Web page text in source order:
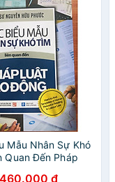
Mẫu Nhân Sự Khó
Quan Đến Pháp
460.000 đ